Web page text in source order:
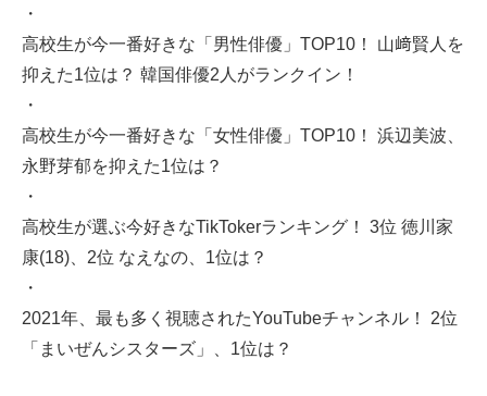
・
高校生が今一番好きな「男性俳優」TOP10！ 山﨑賢人を
抑えた1位は？ 韓国俳優2人がランクイン！
・
高校生が今一番好きな「女性俳優」TOP10！ 浜辺美波、
永野芽郁を抑えた1位は？
・
高校生が選ぶ今好きなTikTokerランキング！ 3位 徳川家
康(18)、2位 なえなの、1位は？
・
2021年、最も多く視聴されたYouTubeチャンネル！ 2位
「まいぜんシスターズ」、1位は？